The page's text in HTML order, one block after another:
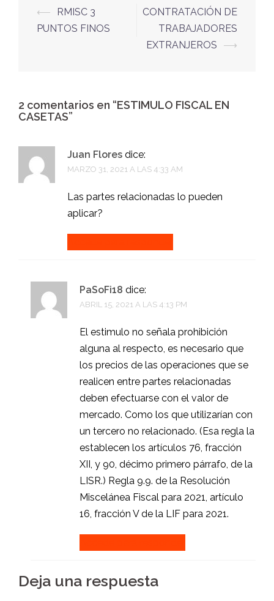
⟵
RMISC 3
PUNTOS FINOS
CONTRATACIÓN DE
TRABAJADORES
EXTRANJEROS
⟶
2 comentarios en “ESTIMULO FISCAL EN
CASETAS”
Juan Flores dice:
MARZO 31, 2021 A LAS 4:33 AM
Las partes relacionadas lo pueden
aplicar?
PaSoFi18 dice:
ABRIL 15, 2021 A LAS 4:13 PM
El estimulo no señala prohibición
alguna al respecto, es necesario que
los precios de las operaciones que se
realicen entre partes relacionadas
deben efectuarse con el valor de
mercado. Como los que utilizarían con
un tercero no relacionado. (Esa regla la
establecen los artículos 76, fracción
XII, y 90, décimo primero párrafo, de la
LISR.) Regla 9.9. de la Resolución
Miscelánea Fiscal para 2021, artículo
16, fracción V de la LIF para 2021.
Deja una respuesta